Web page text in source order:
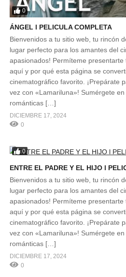
0
ÁNGEL l PELICULA COMPLETA
Bienvenidos a tu sitio web, tu rincón
lugar perfecto para los amantes del
apasionados! Permíteme
aquí y por qué esta página se
cinematográfico favorito. ¡Prepárate
vez con «Lamariluna»! Sumérgete
románticas […]
DICIEMBRE 17, 2024
0
0
ENTRE EL PADRE Y EL HIJO l
Bienvenidos a tu sitio web, tu rincón
lugar perfecto para los amantes del
apasionados! Permíteme
aquí y por qué esta página se
cinematográfico favorito. ¡Prepárate
vez con «Lamariluna»! Sumérgete
románticas […]
DICIEMBRE 17, 2024
0